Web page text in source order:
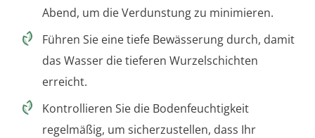
Abend, um die Verdunstung zu minimieren.
Führen Sie eine tiefe Bewässerung durch, damit
das Wasser die tieferen Wurzelschichten
erreicht.
Kontrollieren Sie die Bodenfeuchtigkeit
regelmäßig, um sicherzustellen, dass Ihr